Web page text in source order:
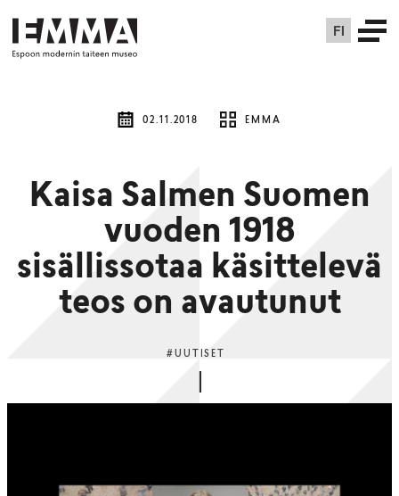
FI
02.11.2018 EMMA
Kaisa Salmen Suomen
vuoden 1918
sisällissotaa käsittelevä
teos on avautunut
#UUTISET